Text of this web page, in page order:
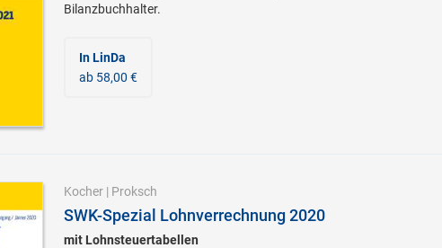
Bilanzbuchhalter.
In LinDa
ab 58,00 €
Kocher| Proksch
SWK-Spezial Lohnverrechnung 2020
mit Lohnsteuertabellen